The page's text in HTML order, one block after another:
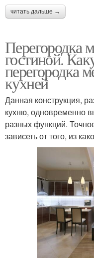
читать дальше →
Перегородка
гостиной.
перегородка
кухней
Данная конструкция,
кухню, одновременно
разных функций.
зависеть от того, из